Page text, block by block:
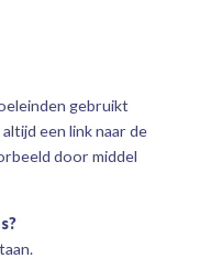
gebruikt
een link naar de
door middel